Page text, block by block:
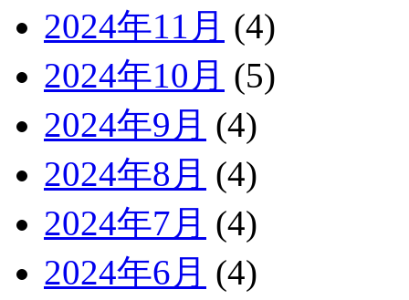
2024年11月 (4)
2024年10月 (5)
2024年9月 (4)
2024年8月 (4)
2024年7月 (4)
2024年6月 (4)